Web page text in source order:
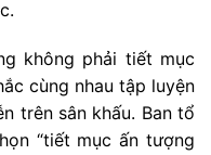
không phải tiết mục
cùng nhau tập luyện
trên sân khấu. Ban tổ
“tiết mục ấn tượng